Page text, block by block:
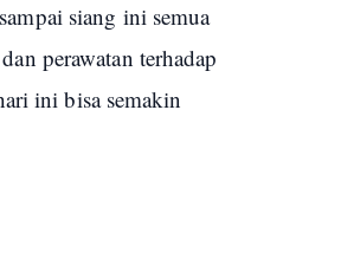
siang ini semua
perawatan terhadap
ini bisa semakin